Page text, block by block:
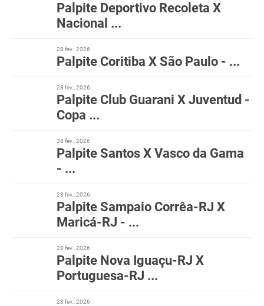
Palpite Deportivo Recoleta X
Nacional ...
28 fev., 2026
Palpite Coritiba X São Paulo - ...
28 fev., 2026
Palpite Club Guarani X Juventud -
Copa ...
28 fev., 2026
Palpite Santos X Vasco da Gama
- ...
28 fev., 2026
Palpite Sampaio Corrêa-RJ X
Maricá-RJ - ...
28 fev., 2026
Palpite Nova Iguaçu-RJ X
Portuguesa-RJ ...
28 fev., 2026